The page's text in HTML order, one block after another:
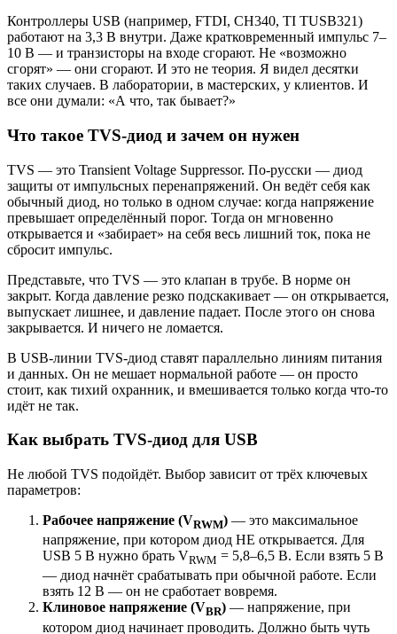
Контроллеры USB (например, FTDI, CH340, TI TUSB321)
работают на 3,3 В внутри. Даже кратковременный импульс 7–
10 В — и транзисторы на входе сгорают. Не «возможно
сгорят» — они сгорают. И это не теория. Я видел десятки
таких случаев. В лаборатории, в мастерских, у клиентов. И
все они думали: «А что, так бывает?»
Что такое TVS-диод и зачем он нужен
TVS — это Transient Voltage Suppressor. По-русски — диод
защиты от импульсных перенапряжений. Он ведёт себя как
обычный диод, но только в одном случае: когда напряжение
превышает определённый порог. Тогда он мгновенно
открывается и «забирает» на себя весь лишний ток, пока не
сбросит импульс.
Представьте, что TVS — это клапан в трубе. В норме он
закрыт. Когда давление резко подскакивает — он открывается,
выпускает лишнее, и давление падает. После этого он снова
закрывается. И ничего не ломается.
В USB-линии TVS-диод ставят параллельно линиям питания
и данных. Он не мешает нормальной работе — он просто
стоит, как тихий охранник, и вмешивается только когда что-то
идёт не так.
Как выбрать TVS-диод для USB
Не любой TVS подойдёт. Выбор зависит от трёх ключевых
параметров:
Рабочее напряжение (VRWM) — это максимальное
напряжение, при котором диод НЕ открывается. Для
USB 5 В нужно брать VRWM = 5,8–6,5 В. Если взять 5 В
— диод начнёт срабатывать при обычной работе. Если
взять 12 В — он не сработает вовремя.
Клиновое напряжение (VBR) — напряжение, при
котором диод начинает проводить. Должно быть чуть